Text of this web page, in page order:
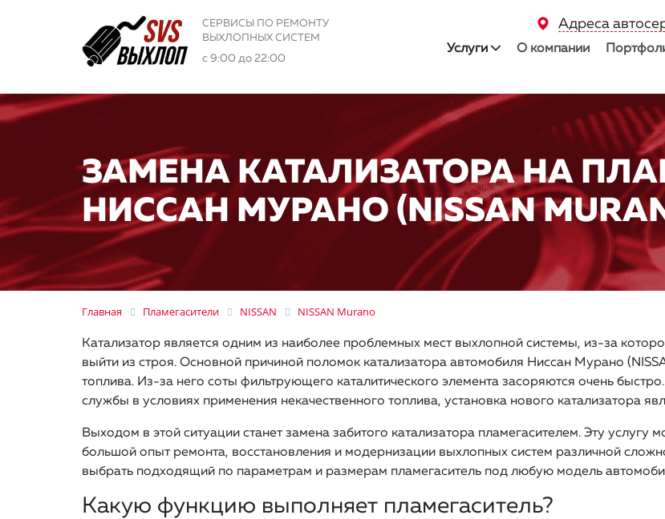
СЕРВИСЫ ПО РЕМОНТУ
ВЫХЛОПНЫХ СИСТЕМ
с 9:00 до 22:00
Адреса
Услуги О компании
ЗАМЕНА КАТАЛИЗАТОРА НА
НИССАН МУРАНО (NISSAN
Главная Пламегасители NISSAN NISSAN Murano
Катализатор является одним из наиболее проблемных мест выхлопной системы, из-за
выйти из строя. Основной причиной поломок катализатора автомобиля Ниссан Мурано
топлива. Из-за него соты фильтрующего каталитического элемента засоряются очень
службы в условиях применения некачественного топлива, установка нового катализатора
Выходом в этой ситуации станет замена забитого катализатора пламегасителем. Эту
большой опыт ремонта, восстановления и модернизации выхлопных систем различной
выбрать подходящий по параметрам и размерам пламегаситель под любую модель
Какую функцию выполняет пламегаситель?